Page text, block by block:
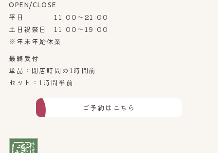
OPEN/CLOSE
平日 11:00～21:00
土日祝祭日 11:00～19:00
※年末年始休業
最終受付
単品：閉店時間の1時間前
セット：1時間半前
ご予約はこちら